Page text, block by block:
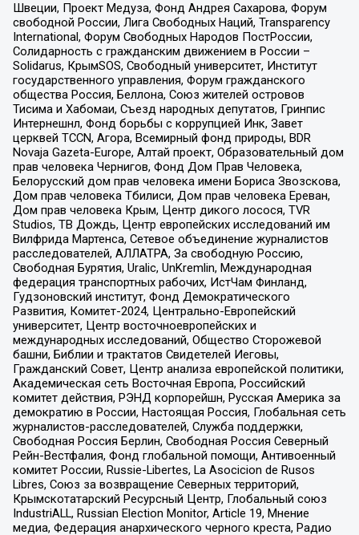
Швеции, Проект Медуза, Фонд Андрея Сахарова, Форум
свободной России, Лига Свободных Наций, Transparеncy
International, Форум Свободных Народов ПостРоссии,
Солидарность с гражданским движением в России –
Solidarus, КрымSOS, Свободный университет, Институт
государственного управления, Форум гражданского
общества Россия, Беллона, Союз жителей островов
Тисима и Хабомаи, Съезд народных депутатов, Гринпис
Интернешнл, Фонд борьбы с коррупцией Инк, Завет
церквей TCCN, Агора, Всемирный фонд природы, BDR
Novaja Gazeta-Europe, Алтай проект, Образовательный дом
прав человека Чернигов, Фонд Дом Прав Человека,
Белорусский дом прав человека имени Бориса Звозскова,
Дом прав человека Тбилиси, Дом прав человека Ереван,
Дом прав человека Крым, Центр дикого лосося, TVR
Studios, ТВ Дождь, Центр европейских исследований им
Вилфрида Мартенса, Сетевое объединение журналистов
расследователей, АЛЛАТРА, За свободную Россию,
Свободная Бурятия, Uralic, UnKremlin, Международная
федерация транспортных рабочих, ИстЧам Финланд,
Гудзоновский институт, Фонд Демократического
Развития, Комитет-2024, Центрально-Европейский
университет, Центр восточноевропейских и
международных исследований, Общество Сторожевой
башни, Библии и трактатов Свидетелей Иеговы,
Гражданский Совет, Центр анализа европейской политики,
Академическая сеть Восточная Европа, Российский
комитет действия, РЭНД корпорейшн, Русская Америка за
демократию в России, Настоящая Россия, Глобальная сеть
журналистов-расследователей, Служба поддержки,
Свободная Россия Берлин, Свободная Россия Северный
Рейн-Вестфалия, Фонд глобальной помощи, Антивоенный
комитет России, Russie-Libertes, La Asocicion de Rusos
Libres, Союз за возвращение Северных территорий,
Крымскотатарский Ресурсный Центр, Глобальный союз
IndustriALL, Russian Election Monitor, Article 19, Мнение
медиа, Федерация анархического черного креста, Радио